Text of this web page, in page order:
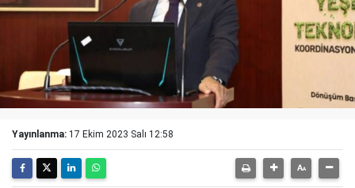
Yayınlanma: 17 Ekim 2023 Salı 12:58